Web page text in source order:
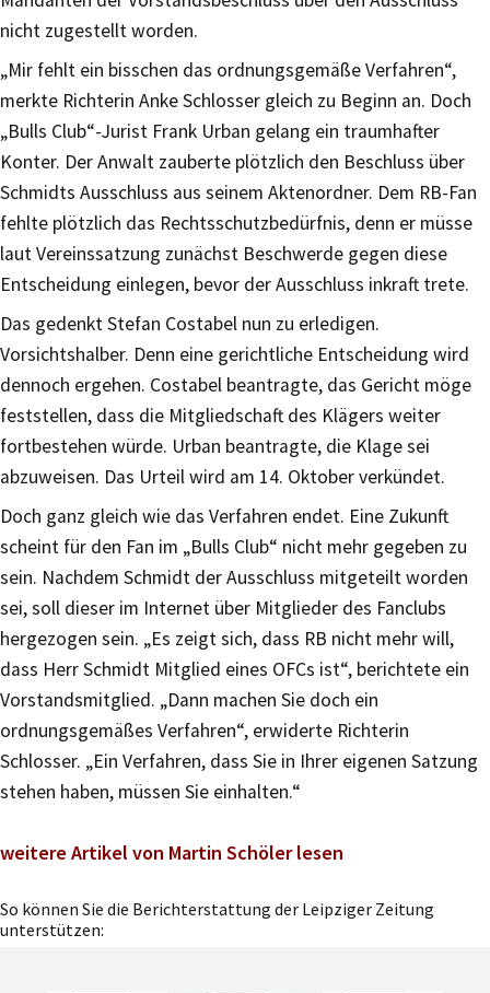
nicht zugestellt worden.
„Mir fehlt ein bisschen das ordnungsgemäße Verfahren“,
merkte Richterin Anke Schlosser gleich zu Beginn an. Doch
„Bulls Club“-Jurist Frank Urban gelang ein traumhafter
Konter. Der Anwalt zauberte plötzlich den Beschluss über
Schmidts Ausschluss aus seinem Aktenordner. Dem RB-Fan
fehlte plötzlich das Rechtsschutzbedürfnis, denn er müsse
laut Vereinssatzung zunächst Beschwerde gegen diese
Entscheidung einlegen, bevor der Ausschluss inkraft trete.
Das gedenkt Stefan Costabel nun zu erledigen.
Vorsichtshalber. Denn eine gerichtliche Entscheidung wird
dennoch ergehen. Costabel beantragte, das Gericht möge
feststellen, dass die Mitgliedschaft des Klägers weiter
fortbestehen würde. Urban beantragte, die Klage sei
abzuweisen. Das Urteil wird am 14. Oktober verkündet.
Doch ganz gleich wie das Verfahren endet. Eine Zukunft
scheint für den Fan im „Bulls Club“ nicht mehr gegeben zu
sein. Nachdem Schmidt der Ausschluss mitgeteilt worden
sei, soll dieser im Internet über Mitglieder des Fanclubs
hergezogen sein. „Es zeigt sich, dass RB nicht mehr will,
dass Herr Schmidt Mitglied eines OFCs ist“, berichtete ein
Vorstandsmitglied. „Dann machen Sie doch ein
ordnungsgemäßes Verfahren“, erwiderte Richterin
Schlosser. „Ein Verfahren, dass Sie in Ihrer eigenen Satzung
stehen haben, müssen Sie einhalten.“
weitere Artikel von Martin Schöler lesen
So können Sie die Berichterstattung der Leipziger Zeitung
unterstützen: